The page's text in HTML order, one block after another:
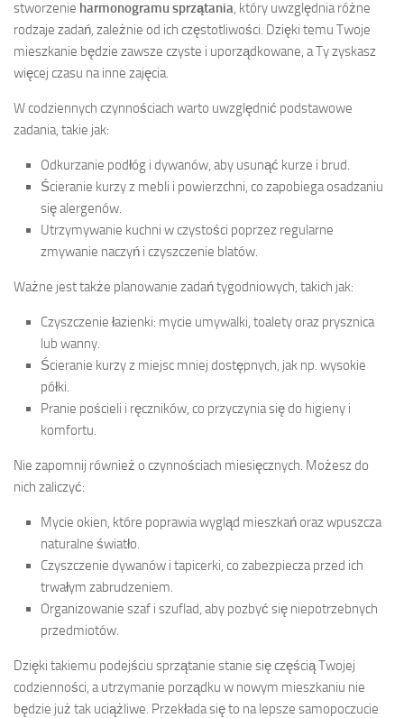
stworzenie harmonogramu sprzątania, który uwzględnia różne
rodzaje zadań, zależnie od ich częstotliwości. Dzięki temu Twoje
mieszkanie będzie zawsze czyste i uporządkowane, a Ty zyskasz
więcej czasu na inne zajęcia.
W codziennych czynnościach warto uwzględnić podstawowe
zadania, takie jak:
Odkurzanie podłóg i dywanów, aby usunąć kurze i brud.
Ścieranie kurzy z mebli i powierzchni, co zapobiega osadzaniu
się alergenów.
Utrzymywanie kuchni w czystości poprzez regularne
zmywanie naczyń i czyszczenie blatów.
Ważne jest także planowanie zadań tygodniowych, takich jak:
Czyszczenie łazienki: mycie umywalki, toalety oraz prysznica
lub wanny.
Ścieranie kurzy z miejsc mniej dostępnych, jak np. wysokie
półki.
Pranie pościeli i ręczników, co przyczynia się do higieny i
komfortu.
Nie zapomnij również o czynnościach miesięcznych. Możesz do
nich zaliczyć:
Mycie okien, które poprawia wygląd mieszkań oraz wpuszcza
naturalne światło.
Czyszczenie dywanów i tapicerki, co zabezpiecza przed ich
trwałym zabrudzeniem.
Organizowanie szaf i szuflad, aby pozbyć się niepotrzebnych
przedmiotów.
Dzięki takiemu podejściu sprzątanie stanie się częścią Twojej
codzienności, a utrzymanie porządku w nowym mieszkaniu nie
będzie już tak uciążliwe. Przekłada się to na lepsze samopoczucie